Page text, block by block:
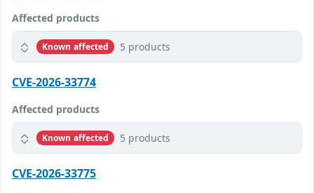
Affected products
Known affected 5 products
CVE-2026-33774
Affected products
Known affected 5 products
CVE-2026-33775